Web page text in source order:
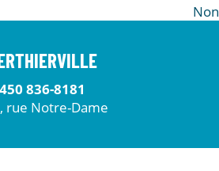
Non
450 836-8181
rue Notre-Dame